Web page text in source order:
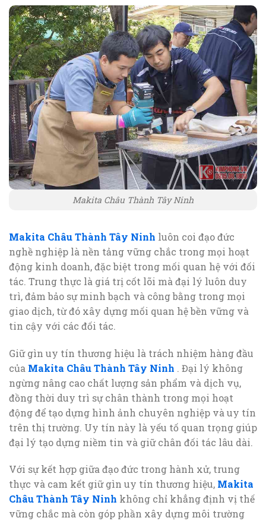
Makita Châu Thành Tây Ninh
Makita Châu Thành Tây Ninh luôn coi đạo đức
nghề nghiệp là nền tảng vững chắc trong mọi hoạt
động kinh doanh, đặc biệt trong mối quan hệ với đối
tác. Trung thực là giá trị cốt lõi mà đại lý luôn duy
trì, đảm bảo sự minh bạch và công bằng trong mọi
giao dịch, từ đó xây dựng mối quan hệ bền vững và
tin cậy với các đối tác.
Giữ gìn uy tín thương hiệu là trách nhiệm hàng đầu
của Makita Châu Thành Tây Ninh . Đại lý không
ngừng nâng cao chất lượng sản phẩm và dịch vụ,
đồng thời duy trì sự chân thành trong mọi hoạt
động để tạo dựng hình ảnh chuyên nghiệp và uy tín
trên thị trường. Uy tín này là yếu tố quan trọng giúp
đại lý tạo dựng niềm tin và giữ chân đối tác lâu dài.
Với sự kết hợp giữa đạo đức trong hành xử, trung
thực và cam kết giữ gìn uy tín thương hiệu, Makita
Châu Thành Tây Ninh không chỉ khẳng định vị thế
vững chắc mà còn góp phần xây dựng môi trường